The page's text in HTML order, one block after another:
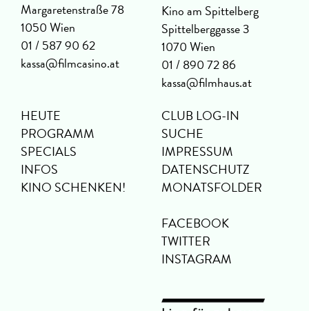
Margaretenstraße 78
1050 Wien
01 / 587 90 62
kassa@filmcasino.at
Kino am Spittelberg
Spittelberggasse 3
1070 Wien
01 / 890 72 86
kassa@filmhaus.at
HEUTE
PROGRAMM
SPECIALS
INFOS
KINO SCHENKEN!
CLUB LOG-IN
SUCHE
IMPRESSUM
DATENSCHUTZ
MONATSFOLDER
FACEBOOK
TWITTER
INSTAGRAM